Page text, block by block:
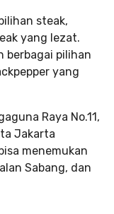
steak,
yang lezat.
berbagai pilihan
yang
Raya No.11,
Jakarta
menemukan
Sabang, dan